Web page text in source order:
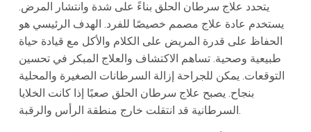
يتحدد علاج سرطان الحلق بناءً على شدة وانتشار المرض.
يستخدم عادة علاج مصمم خصيصًا للفرد. الهدف الرئيسي هو
الحفاظ على قدرة المريض على الكلام والأكل مع قيادة حياة
طبيعية وصحية. تساهم الاكتشاف والعلاج المبكر في تحسين
التوقعات. يمكن للجراحة إزالة السرطانات الصغيرة والمحلية
بنجاح. يصبح علاج سرطان الحلق صعبًا إذا كانت الخلايا
السرطانية قد انتقلت خارج منطقة الرأس والرقبة.